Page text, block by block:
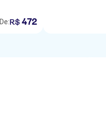
De:R$ 472